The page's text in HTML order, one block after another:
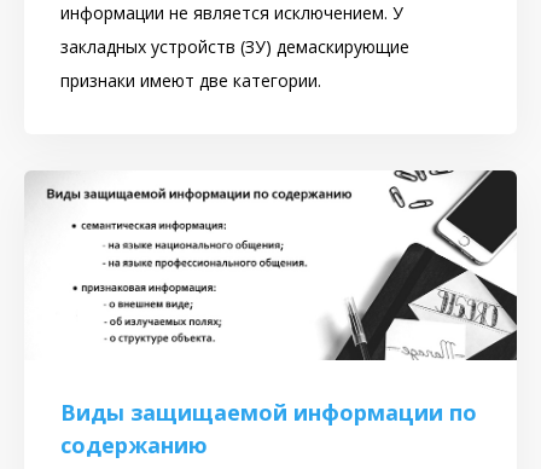
информации не является исключением. У
закладных устройств (ЗУ) демаскирующие
признаки имеют две категории.
Виды защищаемой информации по
содержанию